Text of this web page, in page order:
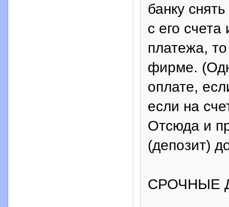
банку
с его
платежа,
фирме.
оплате,
если на
Отсюда и
(депозит)
СРОЧНЫЕ